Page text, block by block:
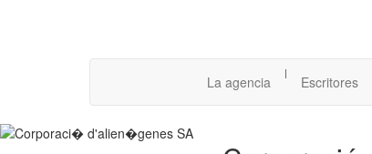
La agencia
|
Escritores